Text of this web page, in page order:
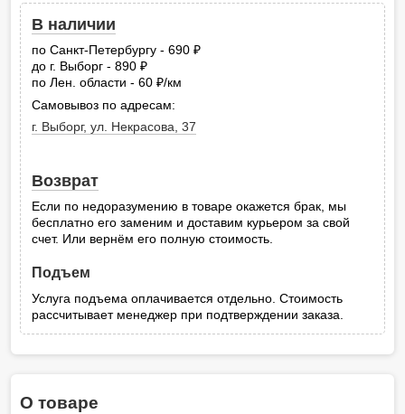
В наличии
по Санкт-Петербургу - 690
до г. Выборг - 890
по Лен. области - 60
руб.
/км
Самовывоз по адресам:
г. Выборг, ул. Некрасова, 37
Возврат
Если по недоразумению в товаре окажется брак, мы
бесплатно его заменим и доставим курьером за свой
счет. Или вернём его полную стоимость.
Подъем
Услуга подъема оплачивается отдельно. Стоимость
рассчитывает менеджер при подтверждении заказа.
О товаре